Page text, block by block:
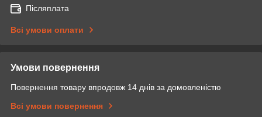
Післяплата
Всі умови оплати
Умови повернення
Повернення товару впродовж 14 днів за домовленістю
Всі умови повернення